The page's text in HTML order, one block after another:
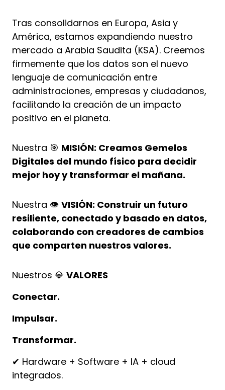
Tras consolidarnos en Europa, Asia y
América, estamos expandiendo nuestro
mercado a Arabia Saudita (KSA). Creemos
firmemente que los datos son el nuevo
lenguaje de comunicación entre
administraciones, empresas y ciudadanos,
facilitando la creación de un impacto
positivo en el planeta.
Nuestra 🎯 MISIÓN: Creamos Gemelos
Digitales del mundo físico para decidir
mejor hoy y transformar el mañana.
Nuestra 👁️ VISIÓN: Construir un futuro
resiliente, conectado y basado en datos,
colaborando con creadores de cambios
que comparten nuestros valores.
Nuestros 💎 VALORES
Conectar.
Impulsar.
Transformar.
✔ Hardware + Software + IA + cloud
integrados.